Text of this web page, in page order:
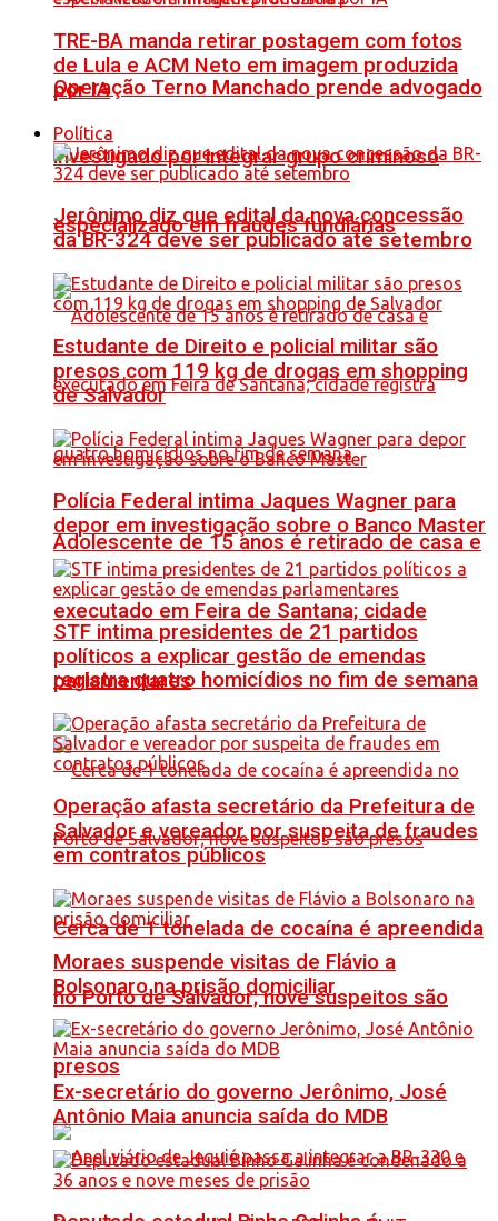
Operação Terno Manchado prende advogado
investigado por integrar grupo criminoso
especializado em fraudes fundiárias
Adolescente de 15 anos é retirado de casa e
executado em Feira de Santana; cidade
registra quatro homicídios no fim de semana
Cerca de 1 tonelada de cocaína é apreendida
no Porto de Salvador; nove suspeitos são
presos
TRE-BA manda retirar postagem com fotos
de Lula e ACM Neto em imagem produzida
por IA
Política
Jerônimo diz que edital da nova concessão
da BR-324 deve ser publicado até setembro
Estudante de Direito e policial militar são
presos com 119 kg de drogas em shopping
de Salvador
Polícia Federal intima Jaques Wagner para
depor em investigação sobre o Banco Master
STF intima presidentes de 21 partidos
políticos a explicar gestão de emendas
parlamentares
Operação afasta secretário da Prefeitura de
Salvador e vereador por suspeita de fraudes
em contratos públicos
Moraes suspende visitas de Flávio a
Bolsonaro na prisão domiciliar
Ex-secretário do governo Jerônimo, José
Antônio Maia anuncia saída do MDB